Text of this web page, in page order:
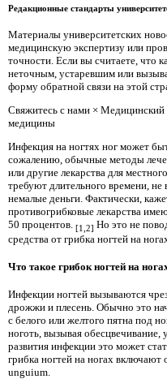
Редакционные стандарты
Материалы университетских
медицинскую экспертизу или
точности. Если вы считаете, что
неточным, устаревшим или
форму обратной связи на этой
Свяжитесь с нами ×
медицины
Инфекция на ногтях ног может
сожалению, обычные методы
или другие лекарства для
требуют длительного времени, не
немалые деньги. Фактически,
противогрибковые лекарства
50 процентов. [1,2] Но это не
средства от грибка ногтей на
Что такое грибок ногтей на
Инфекции ногтей вызываются
дрожжи и плесень. Обычно это
с белого или желтого пятна под
ноготь, вызывая
развития инфекции это может
грибка ногтей на ногах
unguium.